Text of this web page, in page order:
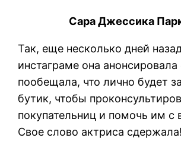
Сара Джессика
Так, еще несколько дней
инстаграме она анонсировала
пообещала, что лично будет
бутик, чтобы
покупательниц и помочь им с
Свое слово актриса